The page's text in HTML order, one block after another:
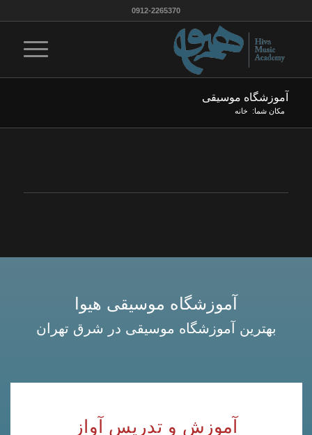
0912-2265370
آموزشگاه موسیقی
مکان شما: خانه
آموزشگاه موسیقی هیوا
بهترین آموزشگاه موسیقی در شرق تهران
آموزش و تدریس آواز